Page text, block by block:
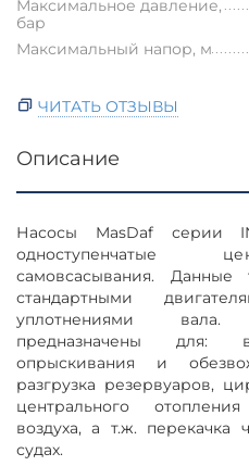
Максимальное давление,
бар
Максимальный напор, м
ЧИТАТЬ ОТЗЫВЫ
Описание
Насосы MasDaf серии
одноступенчатые
самовсасывания.
стандартными
уплотнениями
предназначены для:
опрыскивания и
разгрузка резервуаров,
центрального
воздуха, а т.ж.
судах.